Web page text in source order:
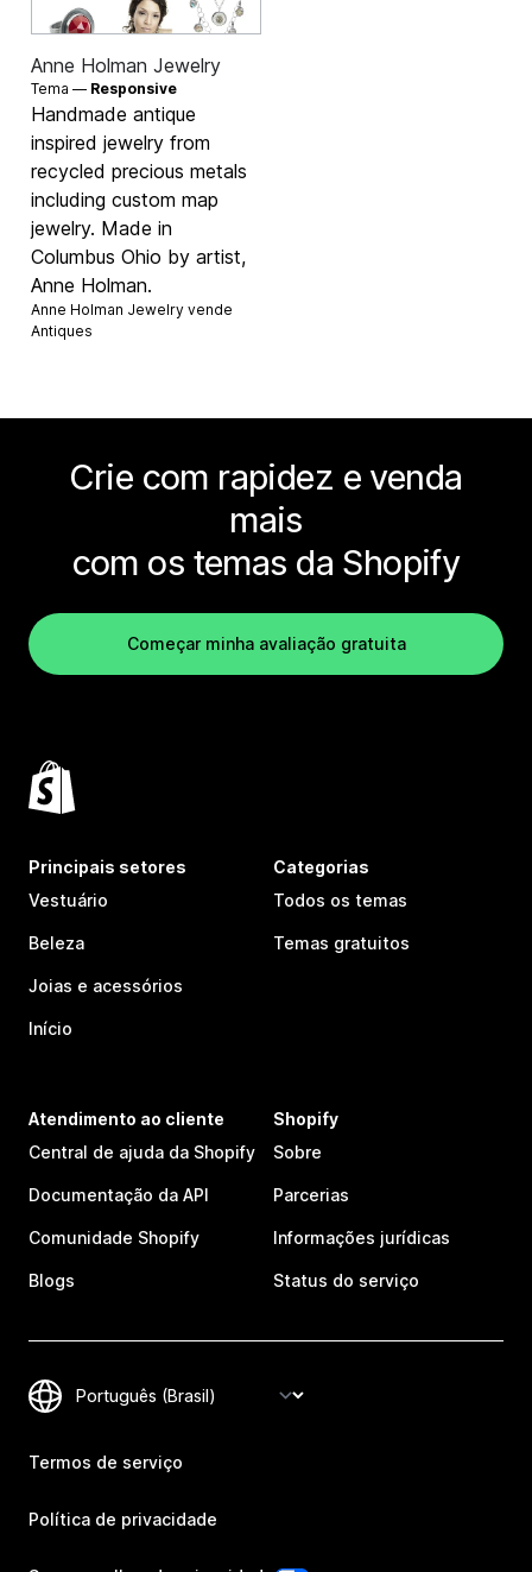
Anne Holman Jewelry
Tema — Responsive
Handmade antique
inspired jewelry from
recycled precious metals
including custom map
jewelry. Made in
Columbus Ohio by artist,
Anne Holman.
Anne Holman Jewelry vende
Antiques
Crie com rapidez e venda
mais
com os temas da Shopify
Começar minha avaliação gratuita
Principais setores
Vestuário
Beleza
Joias e acessórios
Início
Categorias
Todos os temas
Temas gratuitos
Atendimento ao cliente
Central de ajuda da Shopify
Documentação da API
Comunidade Shopify
Blogs
Shopify
Sobre
Parcerias
Informações jurídicas
Status do serviço
Termos de serviço
Política de privacidade